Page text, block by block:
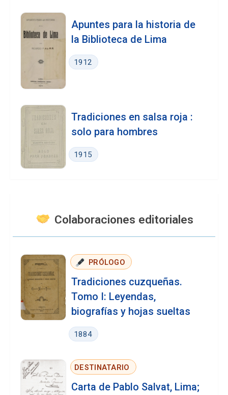
Apuntes para la historia de
la Biblioteca de Lima
1912
Tradiciones en salsa roja :
solo para hombres
1915
Colaboraciones editoriales
️ PRÓLOGO
Tradiciones cuzqueñas.
Tomo I: Leyendas,
biografías y hojas sueltas
1884
DESTINATARIO
Carta de Pablo Salvat, Lima;